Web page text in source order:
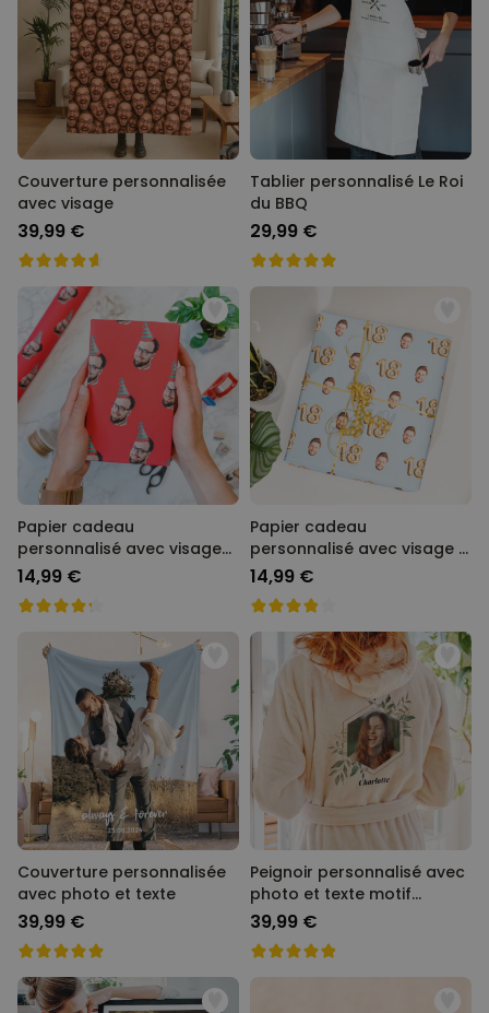
Couverture personnalisée
avec visage
39,99 €
Tablier personnalisé Le Roi
du BBQ
29,99 €
Papier cadeau
personnalisé avec visage
et chapeau de fête
14,99 €
Papier cadeau
personnalisé avec visage -
Anniversaire
14,99 €
Couverture personnalisée
avec photo et texte
39,99 €
Peignoir personnalisé avec
photo et texte motif
feuilles
39,99 €